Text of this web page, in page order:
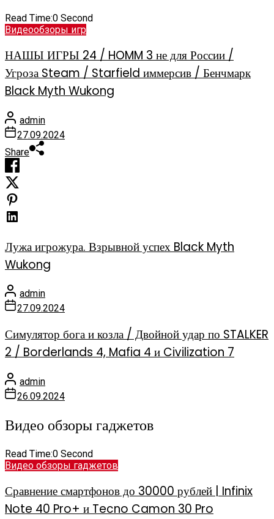
Read Time:0 Second
Видеообзоры игр
НАШЫ ИГРЫ 24 / HOMM 3 не для России /
Угроза Steam / Starfield иммерсив / Бенчмарк
Black Myth Wukong
admin
27.09.2024
Share
Лужа игрожура. Взрывной успех Black Myth
Wukong
admin
27.09.2024
Симулятор бога и козла / Двойной удар по STALKER
2 / Borderlands 4, Mafia 4 и Civilization 7
admin
26.09.2024
Видео обзоры гаджетов
Read Time:0 Second
Видео обзоры гаджетов
Сравнение смартфонов до 30000 рублей | Infinix
Note 40 Pro+ и Tecno Camon 30 Pro